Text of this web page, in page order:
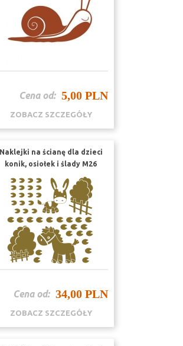
Cena od: 5,00 PLN
ZOBACZ SZCZEGÓŁY
Naklejki na ścianę dla dzieci
konik, osiołek i ślady M26
Cena od: 34,00 PLN
ZOBACZ SZCZEGÓŁY